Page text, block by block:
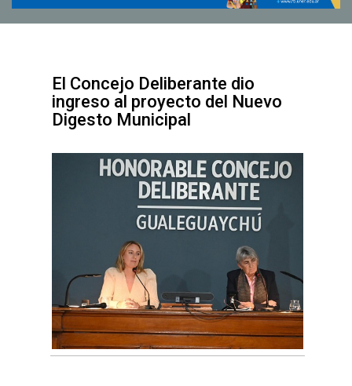
El Concejo Deliberante dio
ingreso al proyecto del Nuevo
Digesto Municipal